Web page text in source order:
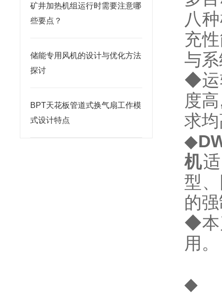
矿井加热机组运行时需要注意哪
些要点？
储能专用风机的设计与优化方法
探讨
BPT天花板管道式换气扇工作模
式设计特点
八
充
与
◆运
度
求
◆
机
型
的
◆本
用。
◆